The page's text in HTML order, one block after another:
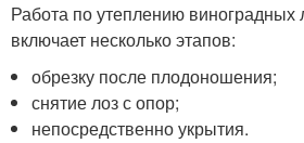
Работа по утеплению виноградных
включает несколько этапов:
обрезку после плодоношения;
снятие лоз с опор;
непосредственно укрытия.